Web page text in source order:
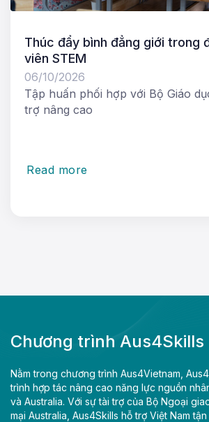
Thúc đẩy bình đẳng giới trong
viên STEM
06/10/2026
Tập huấn phối hợp với Bộ Giáo
trợ nâng cao
Read more
Chương trình Aus4Skills
Nằm trong chương trình Aus4Vietnam,
trình hợp tác nâng cao năng lực nguồn
và Australia. Với sự tài trợ của Bộ Ngoại
mại Australia, Aus4Skills hỗ trợ Việt Nam